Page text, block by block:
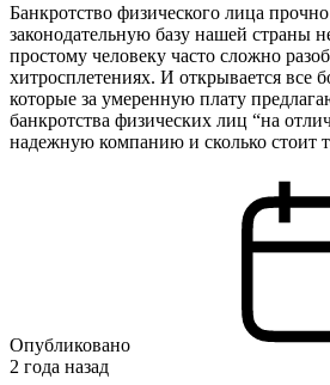
Банкротство физического лица
законодательную базу нашей страны
простому человеку часто сложно
хитросплетениях. И открывается все
которые за умеренную плату
банкротства физических лиц “на
надежную компанию и сколько стоит
Опубликовано
2 года назад